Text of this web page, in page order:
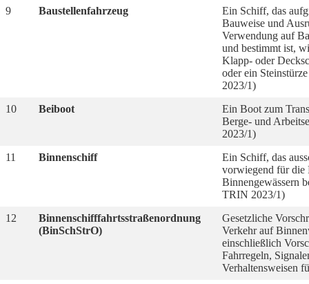
9
Baustellenfahrzeug
Ein Schiff, das
Bauweise und
Verwendung auf
und bestimmt ist,
Klapp- oder
oder ein
2023/1)
10
Beiboot
Ein Boot zum
Berge- und
2023/1)
11
Binnenschiff
Ein Schiff, das
vorwiegend für die
Binnengewässern
TRIN 2023/1)
12
Binnenschifffahrtsstraßenordnung
(BinSchStrO)
Gesetzliche
Verkehr auf
einschließlich
Fahrregeln,
Verhaltensweisen